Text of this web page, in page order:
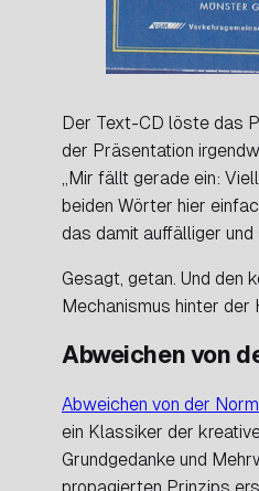
Der Text-CD löste das
der Präsentation
„Mir fällt gerade ein:
beiden Wörter hier
das damit auffälliger und
Gesagt, getan. Und den
Mechanismus hinter der
Abweichen von
Abweichen von der Norm
ein Klassiker der
Grundgedanke und
propagierten Prinzips